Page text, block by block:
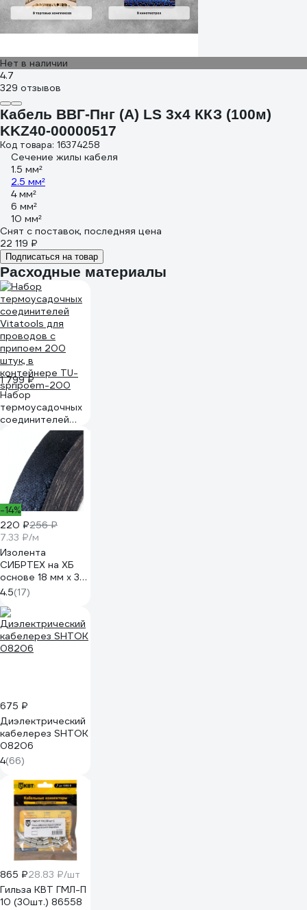
Нет в наличии
4.7
329 отзывов
Кабель ВВГ-Пнг (А) LS 3x4 ККЗ (100м)
KKZ40-00000517
Код товара: 16374258
Сечение жилы кабеля
1.5 мм²
2.5 мм²
4 мм²
6 мм²
10 мм²
Снят с поставок, последняя цена
22 119 ₽
Подписаться на товар
Расходные материалы
1 799 ₽
Набор
термоусадочных
соединителей
Vitatools для
проводов с
припоем 200
штук, в
контейнере TU-
spripoem-200
-14%
220 ₽256 ₽
7.33 ₽/м
Изолента
СИБРТЕХ на ХБ
основе 18 мм х 30
м, 300 гр. 88762
4.5(17)
675 ₽
Диэлектрический
кабелерез SHTOK
08206
4(66)
865 ₽28.83 ₽/шт
Гильза КВТ ГМЛ-П
10 (30шт.) 86558